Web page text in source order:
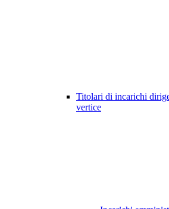
Titolari di incarichi
vertice